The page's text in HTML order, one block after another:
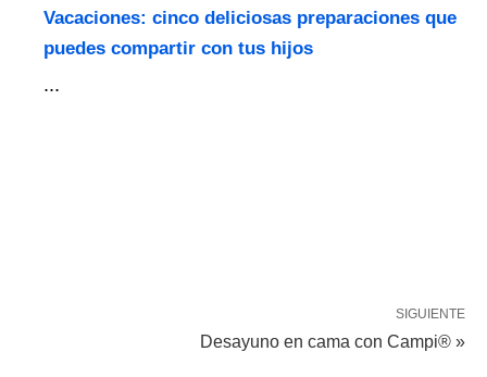
Vacaciones: cinco deliciosas preparaciones que
puedes compartir con tus hijos
...
SIGUIENTE
Desayuno en cama con Campi® »